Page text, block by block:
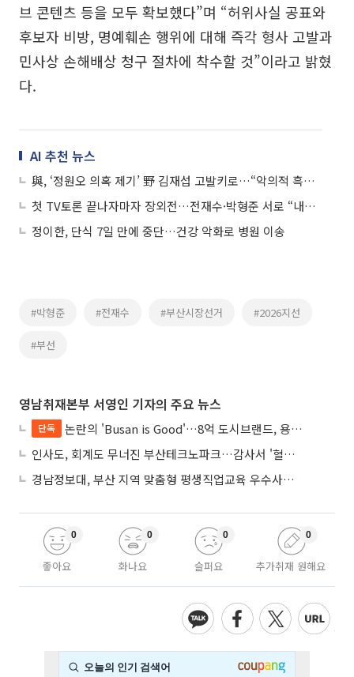
브 콘텐츠 등을 모두 확보했다”며 “허위사실 공표와
후보자 비방, 명예훼손 행위에 대해 즉각 형사 고발과
민사상 손해배상 청구 절차에 착수할 것”이라고 밝혔
다.
AI 추천 뉴스
與, ‘정원오 의혹 제기’ 野 김재섭 고발키로…“악의적 흑색선전”
첫 TV토론 끝나자마자 장외전…전재수·박형준 서로 “내가 판정승”
정이한, 단식 7일 만에 중단…건강 악화로 병원 이송
#박형준 #전재수 #부산시장선거 #2026지선
#부선
영남취재본부 서영인 기자의 주요 뉴스
단독
논란의 'Busan is Good'…8억 도시브랜드, 용산 대통령실 CI 업체가 수행
인사도, 회계도 무너진 부산테크노파크…감사서 '혈세 유용·인사 뒤집기' 적발
경남정보대, 부산 지역 맞춤형 평생직업교육 우수사례로 혁신 주도
좋아요
0
화나요
0
슬퍼요
0
추가취재 원해요
0